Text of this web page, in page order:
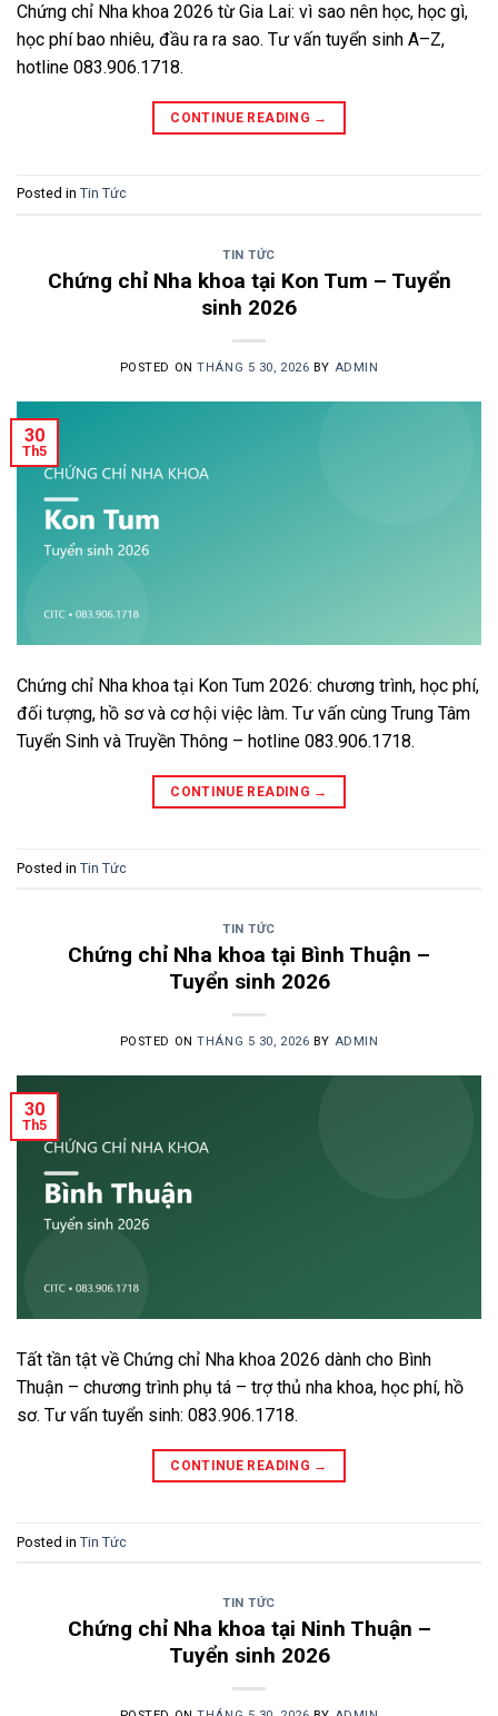
Chứng chỉ Nha khoa 2026 từ Gia Lai: vì sao nên học, học gì,
học phí bao nhiêu, đầu ra ra sao. Tư vấn tuyển sinh A–Z,
hotline 083.906.1718.
CONTINUE READING →
Posted in Tin Tức
TIN TỨC
Chứng chỉ Nha khoa tại Kon Tum – Tuyển
sinh 2026
POSTED ONTHÁNG 5 30, 2026 BY ADMIN
30
Th5
Chứng chỉ Nha khoa tại Kon Tum 2026: chương trình, học phí,
đối tượng, hồ sơ và cơ hội việc làm. Tư vấn cùng Trung Tâm
Tuyển Sinh và Truyền Thông – hotline 083.906.1718.
CONTINUE READING →
Posted in Tin Tức
TIN TỨC
Chứng chỉ Nha khoa tại Bình Thuận –
Tuyển sinh 2026
POSTED ONTHÁNG 5 30, 2026 BY ADMIN
30
Th5
Tất tần tật về Chứng chỉ Nha khoa 2026 dành cho Bình
Thuận – chương trình phụ tá – trợ thủ nha khoa, học phí, hồ
sơ. Tư vấn tuyển sinh: 083.906.1718.
CONTINUE READING →
Posted in Tin Tức
TIN TỨC
Chứng chỉ Nha khoa tại Ninh Thuận –
Tuyển sinh 2026